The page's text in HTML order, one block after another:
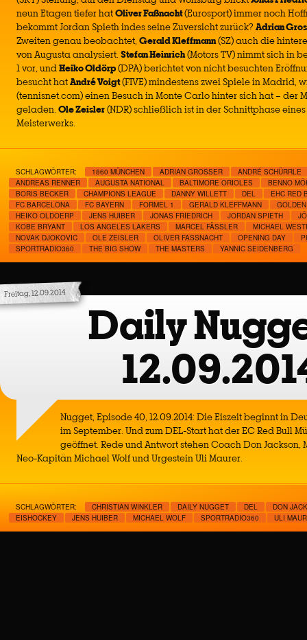
neun Etagen tiefer hatOliver Faßnacht(Eurosport) immer noch
bekommt Jordan Spieth indes seine Zuversicht zurück? Adrian
Zweiten genau beobachtet, Gerald Kleffmann(SZ) auch die
von Augusta analysiert.Stefan Heinrich(Motors TV) nimmt sich in
1 vor, undHeiko Oldörp(DPA) berichtet von nicht besuchten
besucht hatAndré Voigt(FIVE) mindestens zwei Spiele in Madrid,
(tennisnet.com) einen Besuch in Monte Carlo hinter sich hat – der
geladen.Ole Zeisler(NDR) schließlich ist in der Schnittphase
Meisterwerks.
SCHLAGWÖRTER: 1860 MÜNCHEN ADRIAN GROSSER
ANDRÉ SCHÜRRLE
ANDREAS RENNER
AUGUSTA NATIONAL BALTIMORE ORIOLES
BENNO
BORIS BECKER
CHAMPIONS LEAGUE DANNY WILLETT DEL
EHC RED
FC BARCELONA
FC BAYERN FORMEL 1 GERALD KLEFFMANN
HEIKO OLDOERP
JENS HUIBER JONAS FRIEDRICH JORDAN SPIETH
KOBE BRYANT
LOS ANGELES LAKERS MARCEL FÄSSLER
MICHAEL
NOVAK DJOKOVIC
OLE ZEISLER OLIVER FASSNACHT OPENING DAY
SPORTRADIO360
THE BIG SHOW THE MASTERS YANNIC SEIDENBERG
Freitag, 12.09.2014
Daily
Nugget, Episode 40, 12.09.2014: Die Eiszeit beginnt in
im September. Und zum DEL-Start hat der EC Red Bull
geöffnet. Rede und Antwort stehen Coach Don
Neo-Kapitän Michael Wolf und Urgestein Uli Maurer.
SCHLAGWÖRTER: CHRISTIAN WINKLER DAILY NUGGET DEL
DON
EISHOCKEY
JENS HUIBER MICHAEL WOLF SPORTRADIO360 ULI